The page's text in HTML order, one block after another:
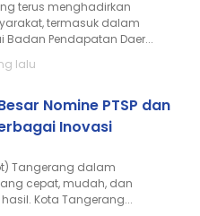
terus menghadirkan
termasuk dalam
Pendapatan Daer...
lalu
Nomine PTSP dan
Inovasi
Tangerang dalam
cepat, mudah, dan
Kota Tangerang...